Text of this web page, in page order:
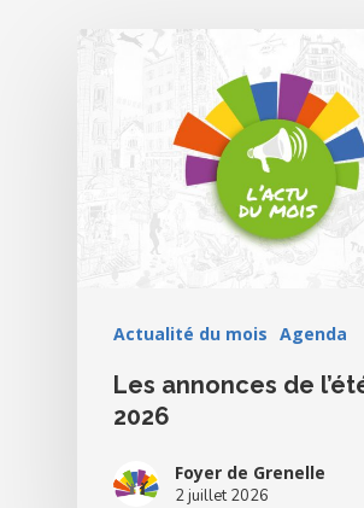
Actualité du mois Agenda
Les annonces de
2026
Foyer de Grenelle
2 juillet 2026